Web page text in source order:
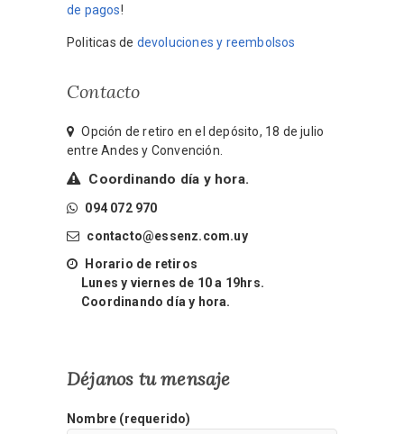
de pagos!
Politicas de devoluciones y reembolsos
Contacto
Opción de retiro en el depósito, 18 de julio
entre Andes y Convención.
Coordinando día y hora.
094 072 970
contacto@essenz.com.uy
Horario de retiros
Lunes y viernes de 10 a 19hrs.
Coordinando día y hora.
Déjanos tu mensaje
Nombre (requerido)